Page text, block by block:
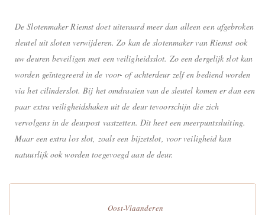
De Slotenmaker Riemst doet uiteraard meer dan alleen een afgebroken
sleutel uit sloten verwijderen. Zo kan de slotenmaker van Riemst ook
uw deuren beveiligen met een veiligheidsslot. Zo een dergelijk slot kan
worden geïntegreerd in de voor- of achterdeur zelf en bediend worden
via het cilinderslot. Bij het omdraaien van de sleutel komen er dan een
paar extra veiligheidshaken uit de deur tevoorschijn die zich
vervolgens in de deurpost vastzetten. Dit heet een meerpuntssluiting.
Maar een extra los slot, zoals een bijzetslot, voor veiligheid kan
natuurlijk ook worden toegevoegd aan de deur.
Oost-Vlaanderen